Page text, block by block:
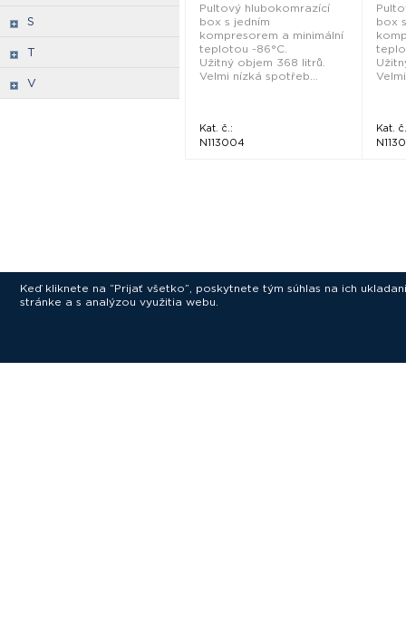
S
T
V
Pultový hlubokomrazící
box s jedním
kompresorem a minimální
teplotou -86°C.
Užitný objem 368 litrů.
Velmi nízká spotřeb...
Kat. č.:
N113004
box
Kat.
Keď kliknete na “Prijať všetko”, poskytnete tým súhlas na ich
stránke a s analýzou využitia webu.